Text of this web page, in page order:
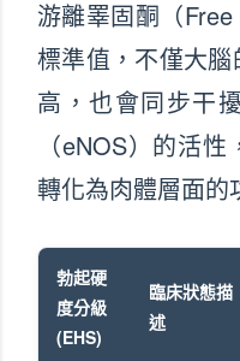
游離睪固酮（
標準值，不僅大
高，也會同步干
（eNOS）的活
轉化為肉體層面的
勃起硬
度分級
(EHS)
臨床狀態描
述